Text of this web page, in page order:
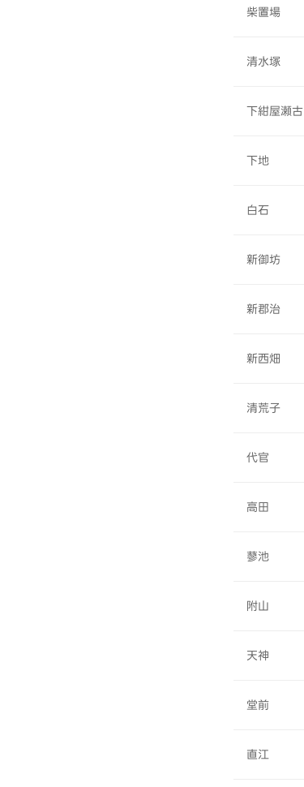
柴置場
清水塚
下紺屋瀬古
下地
白石
新御坊
新郡治
新西畑
清荒子
代官
高田
蓼池
附山
天神
堂前
直江